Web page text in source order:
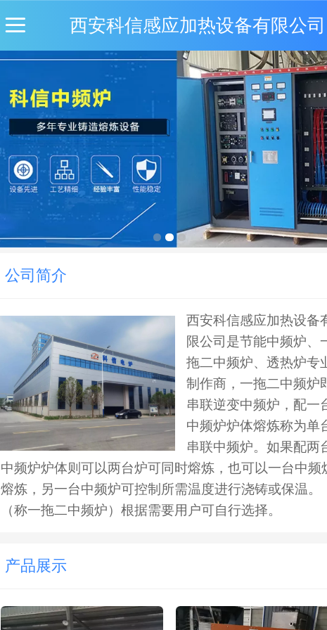
西安科信感应加热设备有限公司
公司简介
西安科信感应加热设备
限公司是节能中频炉、
拖二中频炉、透热炉专
制作商，一拖二中频炉
串联逆变中频炉，配一
中频炉炉体熔炼称为单
串联中频炉。如果配两
中频炉炉体则可以两台炉可同时熔炼，也可以一台中频
熔炼，另一台中频炉可控制所需温度进行浇铸或保温。
（称一拖二中频炉）根据需要用户可自行选择。
产品展示